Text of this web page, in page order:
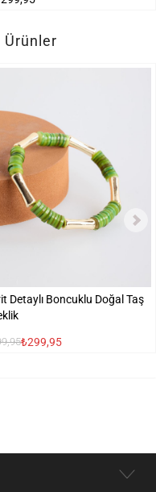
Ürünler
Detaylı Boncuklu Doğal Taş
₺299,95